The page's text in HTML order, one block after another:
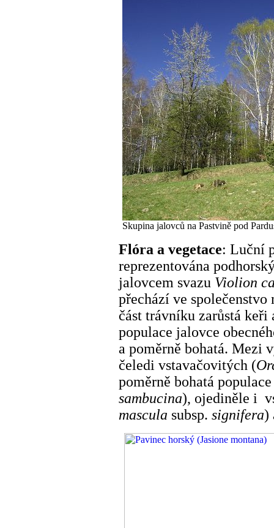
Skupina jalovců na Pastvině pod
Flóra a vegetace: Luční
reprezentována
jalovcem svazu Violion
přechází ve
část trávníku zarůstá
populace jalovce
a poměrně bohatá. Mezi
čeledi vstavačovitých (
poměrně bohatá
sambucina), ojediněle i
mascula subsp. signifera)